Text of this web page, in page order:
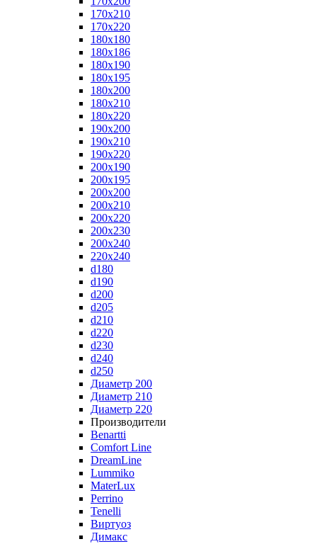
170x210
170x220
180x180
180x186
180x190
180x195
180x200
180x210
180x220
190x200
190x210
190x220
200x190
200x195
200x200
200x210
200x220
200x230
200x240
220x240
d180
d190
d200
d205
d210
d220
d230
d240
d250
Диаметр 200
Диаметр 210
Диаметр 220
Производители
Benartti
Comfort Line
DreamLine
Lummiko
MaterLux
Perrino
Tenelli
Виртуоз
Димакс